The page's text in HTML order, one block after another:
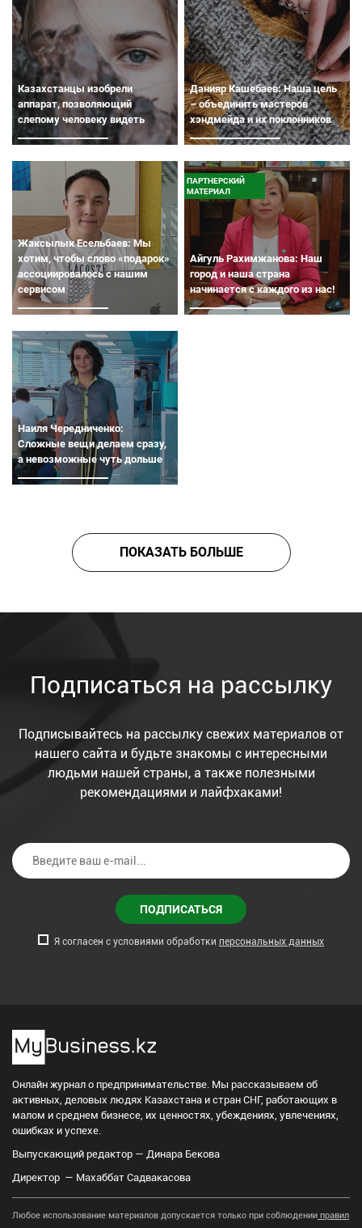
Казахстанцы изобрели
аппарат, позволяющий
слепому человеку видеть
Данияр Кашебаев: Наша цель
– объединить мастеров
хэндмейда и их поклонников
Жаксылык Есельбаев: Мы
хотим, чтобы слово «подарок»
ассоциировалось с нашим
сервисом
ПАРТНЕРСКИЙ
МАТЕРИАЛ
Айгуль Рахимжанова: Наш
город и наша страна
начинается с каждого из нас!
Наиля Чередниченко:
Сложные вещи делаем сразу,
а невозможные чуть дольше
ПОКАЗАТЬ БОЛЬШЕ
Подписаться на рассылку
Подписывайтесь на рассылку свежих материалов от
нашего сайта и будьте знакомы с интересными
людьми нашей страны, а также полезными
рекомендациями и лайфхаками!
ПОДПИСАТЬСЯ
Я согласен с условиями обработки персональных данных
Онлайн журнал о предпринимательстве. Мы рассказываем об
активных, деловых людях Казахстана и стран СНГ, работающих в
малом и среднем бизнесе, их ценностях, убеждениях, увлечениях,
ошибках и успехе.
Выпускающий редактор — Динара Бекова
Директор — Махаббат Садвакасова
Любое использование материалов допускается только при соблюдении правил